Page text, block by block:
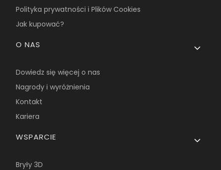
Polityka prywatności i Plików Cookies
Jak kupować?
O NAS
Dowiedz się więcej o nas
Nagrody i wyróżnienia
Kontakt
Kariera
WSPARCIE
Bryły 3D